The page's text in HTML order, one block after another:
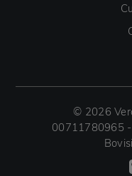
© 2026
00711780965